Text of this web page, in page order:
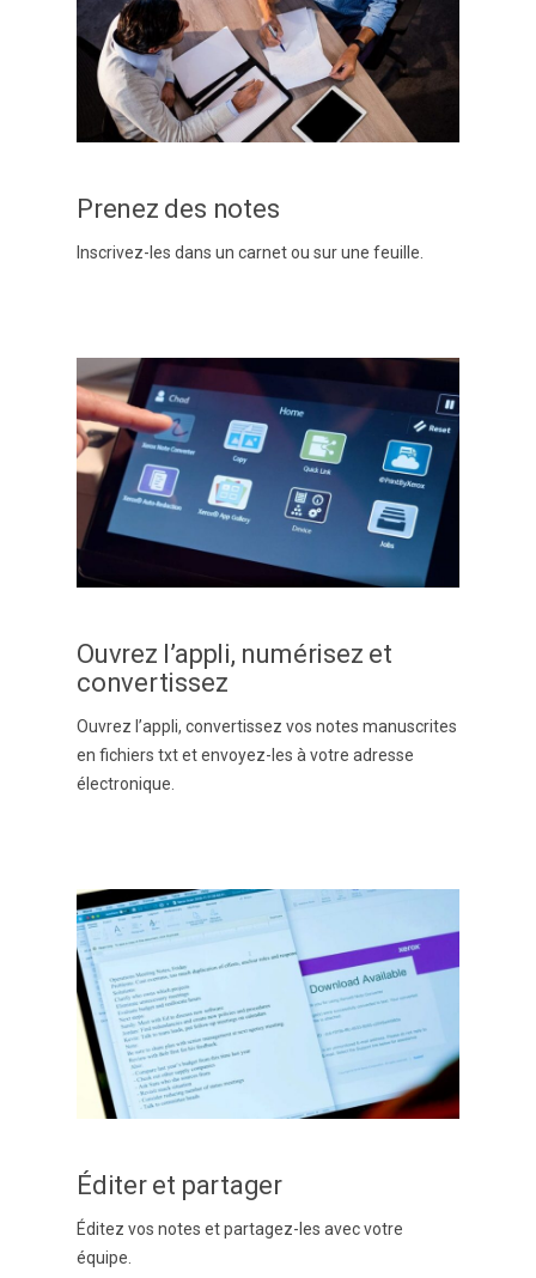
Prenez des notes
Inscrivez-les dans un carnet ou sur une feuille.
Ouvrez l’appli, numérisez et
convertissez
Ouvrez l’appli, convertissez vos notes manuscrites
en fichiers txt et envoyez-les à votre adresse
électronique.
Éditer et partager
Éditez vos notes et partagez-les avec votre
équipe.